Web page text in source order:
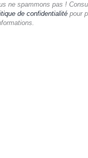
ne spammons pas !
de confidentialité pour